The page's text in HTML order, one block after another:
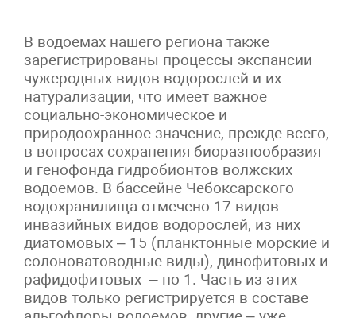
В водоемах нашего региона также
зарегистрированы процессы экспансии
чужеродных видов водорослей и их
натурализации, что имеет важное
социально-экономическое и
природоохранное значение, прежде всего,
в вопросах сохранения биоразнообразия
и генофонда гидробионтов волжских
водоемов. В бассейне Чебоксарского
водохранилища отмечено 17 видов
инвазийных видов водорослей, из них
диатомовых – 15 (планктонные морские и
солоноватоводные виды), динофитовых и
рафидофитовых – по 1. Часть из этих
видов только регистрируется в составе